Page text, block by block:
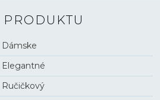
Dámske
Elegantné
Ručičkový